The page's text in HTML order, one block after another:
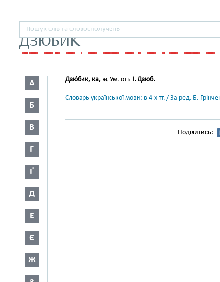
ДЗЮБИК
А
Б
В
Г
Ґ
Д
Е
Є
Ж
Дзю́бик, ка, м. Ум. отъ I. Дзюб.
Словарь української мови: в 4-х тт. / За ред. Б.
Поділитись: